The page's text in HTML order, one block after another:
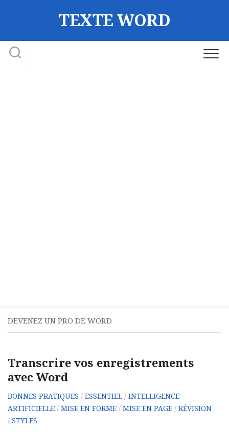
TEXTE WORD
DEVENEZ UN PRO DE WORD
Transcrire vos enregistrements
avec Word
BONNES PRATIQUES / ESSENTIEL / INTELLIGENCE
ARTIFICIELLE / MISE EN FORME / MISE EN PAGE / RÉVISION
/ STYLES